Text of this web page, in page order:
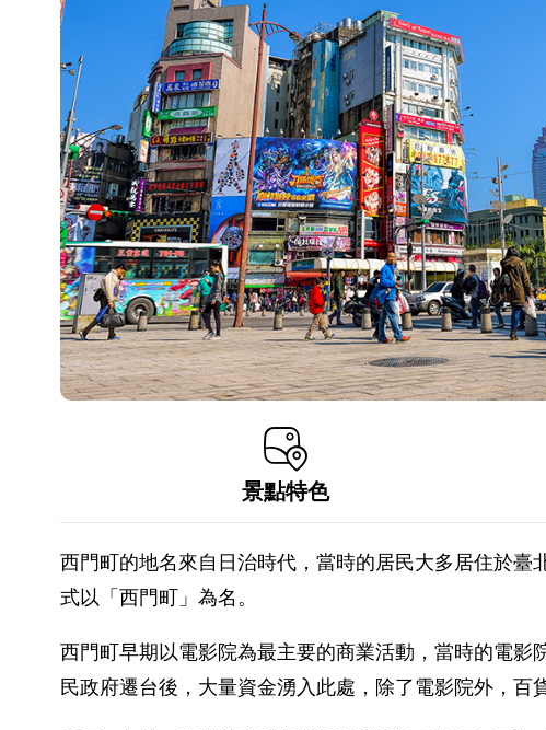
景點特色
西門町的地名來自日治時代，當時的居民大多居住於
式以「西門町」為名。
西門町早期以電影院為最主要的商業活動，當時的電
民政府遷台後，大量資金湧入此處，除了電影院外，百